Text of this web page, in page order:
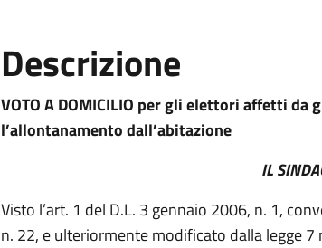
Descrizione
VOTO A DOMICILIO per gli elettori affetti da
l’allontanamento dall’abitazione
IL
Visto l’art. 1 del D.L. 3 gennaio 2006, n. 1,
n. 22, e ulteriormente modificato dalla legge 7